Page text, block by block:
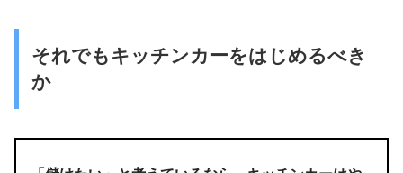
それでもキッチンカーをはじめるべき
か